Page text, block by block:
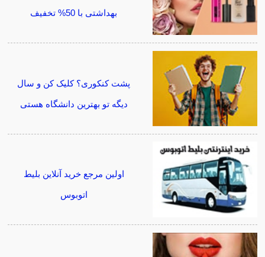
بهداشتی با 50% تخفیف
پشت کنکوری؟ کلیک کن و سال
دیگه تو بهترین دانشگاه هستی
اولین مرجع خرید آنلاین بلیط
اتوبوس